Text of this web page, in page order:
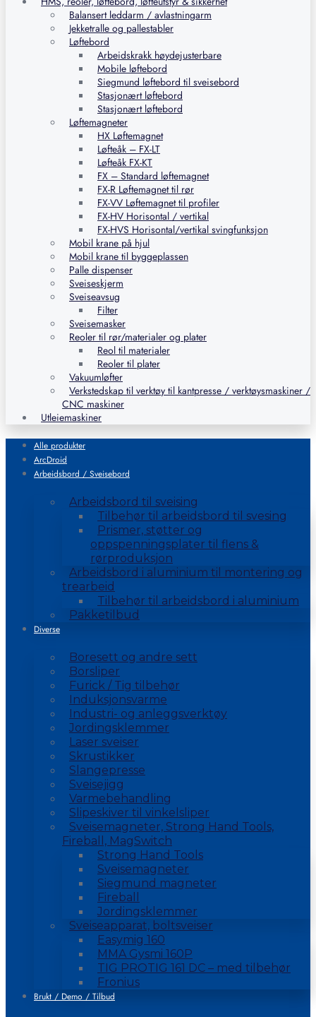
Balansert leddarm / avlastningarm
Jekketralle og pallestabler
Løftebord
Arbeidskrakk høydejusterbare
Mobile løftebord
Siegmund løftebord til sveisebord
Stasjonært løftebord
Stasjonært løftebord
Løftemagneter
HX Løftemagnet
Løfteåk – FX-LT
Løfteåk FX-KT
FX – Standard løftemagnet
FX-R Løftemagnet til rør
FX-VV Løftemagnet til profiler
FX-HV Horisontal / vertikal
FX-HVS Horisontal/vertikal svingfunksjon
Mobil krane på hjul
Mobil krane til byggeplassen
Palle dispenser
Sveiseskjerm
Sveiseavsug
Filter
Sveisemasker
Reoler til rør/materialer og plater
Reol til materialer
Reoler til plater
Vakuumløfter
Verkstedskap til verktøy til kantpresse / verktøysmaskiner /
CNC maskiner
Utleiemaskiner
Alle produkter
ArcDroid
Arbeidsbord / Sveisebord
Arbeidsbord til sveising
Tilbehør til arbeidsbord til svesing
Prismer, støtter og
oppspenningsplater til flens &
rørproduksjon
Arbeidsbord i aluminium til montering og
trearbeid
Tilbehør til arbeidsbord i aluminium
Pakketilbud
Diverse
Boresett og andre sett
Borsliper
Furick / Tig tilbehør
Induksjonsvarme
Industri- og anleggsverktøy
Jordingsklemmer
Laser sveiser
Skrustikker
Slangepresse
Sveisejigg
Varmebehandling
Slipeskiver til vinkelsliper
Sveisemagneter, Strong Hand Tools,
Fireball, MagSwitch
Strong Hand Tools
Sveisemagneter
Siegmund magneter
Fireball
Jordingsklemmer
Sveiseapparat, boltsveiser
Easymig 160
MMA Gysmi 160P
TIG PROTIG 161 DC – med tilbehør
Fronius
Brukt / Demo / Tilbud